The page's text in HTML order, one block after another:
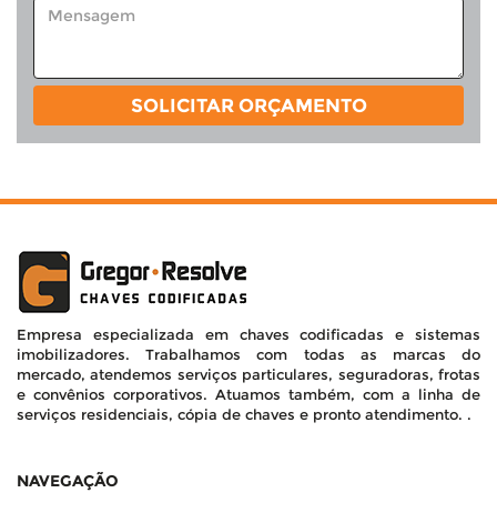
SOLICITAR ORÇAMENTO
Empresa especializada em chaves codificadas e sistemas
imobilizadores. Trabalhamos com todas as marcas do
mercado, atendemos serviços particulares, seguradoras, frotas
e convênios corporativos. Atuamos também, com a linha de
serviços residenciais, cópia de chaves e pronto atendimento. .
NAVEGAÇÃO